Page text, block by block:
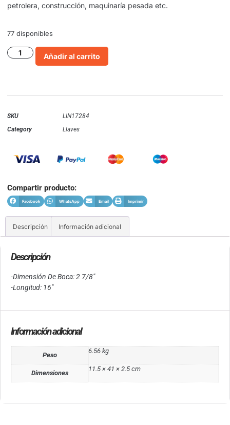
petrolera, construcción, maquinaría pesada etc.
77 disponibles
Añadir al carrito
SKU
LIN17284
Category
Llaves
Compartir producto:
Facebook WhatsApp Email Imprimir
Descripción Información adicional
Descripción
-Dimensión De Boca: 2 7/8″
-Longitud: 16″
Información adicional
Peso
6.56 kg
Dimensiones
11.5 × 41 × 2.5 cm